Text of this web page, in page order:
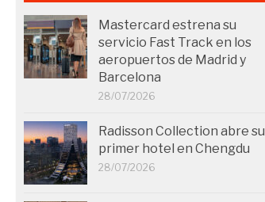
Mastercard estrena su
servicio Fast Track en los
aeropuertos de Madrid y
Barcelona
28/07/2026
Radisson Collection abre su
primer hotel en Chengdu
28/07/2026